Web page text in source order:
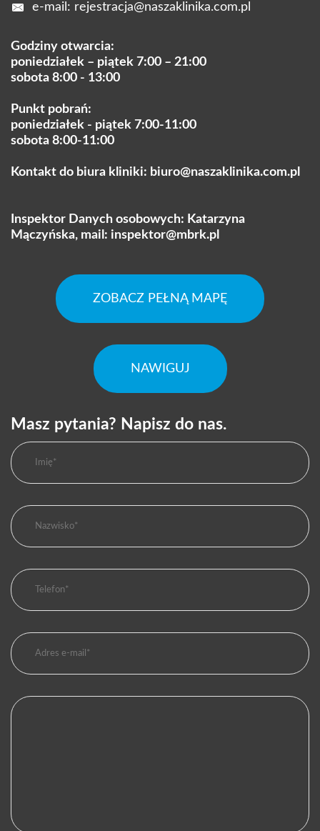
e-mail: rejestracja@naszaklinika.com.pl
Godziny otwarcia:
poniedziałek – piątek 7:00 – 21:00
sobota 8:00 - 13:00
Punkt pobrań:
poniedziałek - piątek 7:00-11:00
sobota 8:00-11:00
Kontakt do biura kliniki: biuro@naszaklinika.com.pl
Inspektor Danych osobowych: Katarzyna
Mączyńska, mail: inspektor@mbrk.pl
ZOBACZ PEŁNĄ MAPĘ
NAWIGUJ
Masz pytania? Napisz do nas.